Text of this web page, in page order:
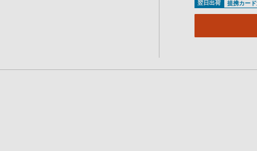
翌日出荷 提携カー